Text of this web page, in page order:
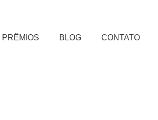
PRÊMIOS BLOG CONTATO